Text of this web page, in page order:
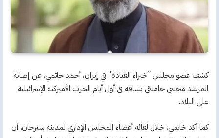
كشف عضو مجلس “خبراء القيادة” في إيران، أحمد خاتمي، عن إصابة
المرشد مجتبى خامنئي بساقه في أول أيام الحرب الأميركية الإسرائيلية
على البلاد.
كما أكد خاتمي، خلال لقائه أعضاء المجلس الإداري لمدينة سيرجان، أن